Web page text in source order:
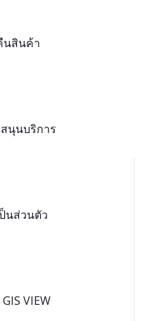
นสินค้า
นุนบริการ
นส่วนตัว
VIEW